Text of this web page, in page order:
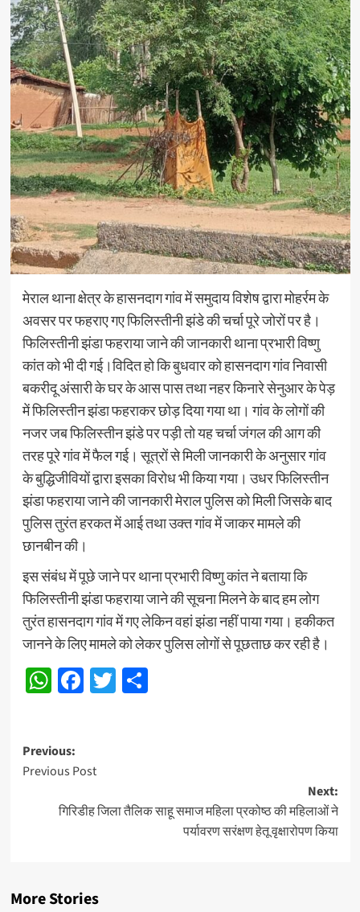
मेराल थाना क्षेत्र के हासनदाग गांव में समुदाय विशेष द्वारा मोहर्रम के
अवसर पर फहराए गए फिलिस्तीनी झंडे की चर्चा पूरे जोरों पर है।
फिलिस्तीनी झंडा फहराया जाने की जानकारी थाना प्रभारी विष्णु
कांत को भी दी गई।विदित हो कि बुधवार को हासनदाग गांव निवासी
बकरीदू अंसारी के घर के आस पास तथा नहर किनारे सेनुआर के पेड़
में फिलिस्तीन झंडा फहराकर छोड़ दिया गया था। गांव के लोगों की
नजर जब फिलिस्तीन झंडे पर पड़ी तो यह चर्चा जंगल की आग की
तरह पूरे गांव में फैल गई। सूत्रों से मिली जानकारी के अनुसार गांव
के बुद्धिजीवियों द्वारा इसका विरोध भी किया गया। उधर फिलिस्तीन
झंडा फहराया जाने की जानकारी मेराल पुलिस को मिली जिसके बाद
पुलिस तुरंत हरकत में आई तथा उक्त गांव में जाकर मामले की
छानबीन की।
इस संबंध में पूछे जाने पर थाना प्रभारी विष्णु कांत ने बताया कि
फिलिस्तीनी झंडा फहराया जाने की सूचना मिलने के बाद हम लोग
तुरंत हासनदाग गांव में गए लेकिन वहां झंडा नहीं पाया गया। हकीकत
जानने के लिए मामले को लेकर पुलिस लोगों से पूछताछ कर रही है।
WhatsApp
Facebook
Twitter
Share
Post
navigation
Previous:
Previous Post
Next:
गिरिडीह जिला तैलिक साहू समाज महिला प्रकोष्ठ की महिलाओं ने
पर्यावरण सरंक्षण हेतू वृक्षारोपण किया
More Stories